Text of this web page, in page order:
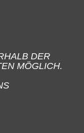
DER
MÖGLICH.